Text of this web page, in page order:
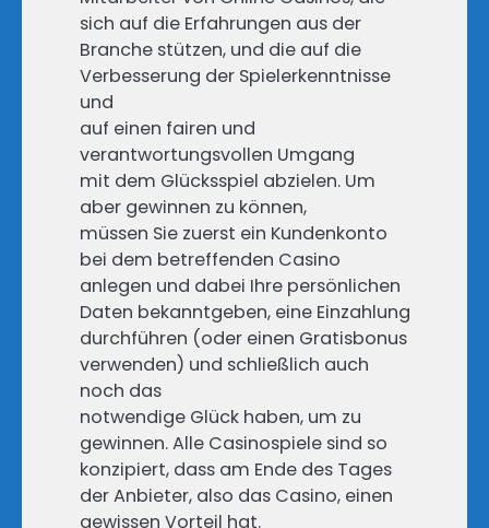
sich auf die Erfahrungen aus der
Branche stützen, und die auf die
Verbesserung der Spielerkenntnisse
und
auf einen fairen und
verantwortungsvollen Umgang
mit dem Glücksspiel abzielen. Um
aber gewinnen zu können,
müssen Sie zuerst ein Kundenkonto
bei dem betreffenden Casino
anlegen und dabei Ihre persönlichen
Daten bekanntgeben, eine Einzahlung
durchführen (oder einen Gratisbonus
verwenden) und schließlich auch
noch das
notwendige Glück haben, um zu
gewinnen. Alle Casinospiele sind so
konzipiert, dass am Ende des Tages
der Anbieter, also das Casino, einen
gewissen Vorteil hat.